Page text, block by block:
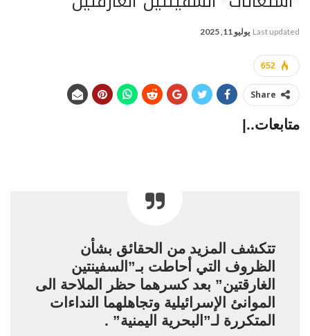
Last updated يوليو 11, 2025
652
Share
متابعات..|
تتكشف المزيد من الحقائق بشأن
الظروف التي أحاطت بـ”السفينتين
الغارقتين” بعد كسرهما حظر الملاحة الى
الموانئ الإسرائيلية وتجاهلهما النداءات
المتكررة لـ”البحرية اليمنية” .